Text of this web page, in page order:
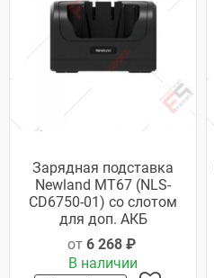
Зарядная подставка
Newland MT67 (NLS-
CD6750-01) со слотом
для доп. АКБ
от 6 268 ₽
В наличии